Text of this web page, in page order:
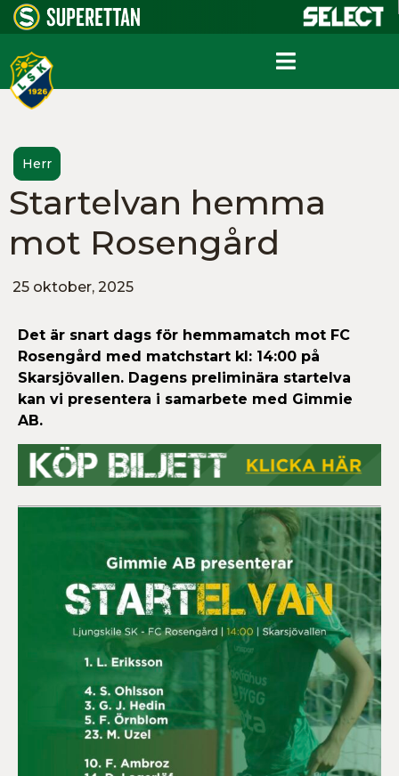
Herr
Startelvan hemma
mot Rosengård
25 oktober, 2025
Det är snart dags för hemmamatch mot FC
Rosengård med matchstart kl: 14:00 på
Skarsjövallen. Dagens preliminära startelva
kan vi presentera i samarbete med Gimmie
AB.